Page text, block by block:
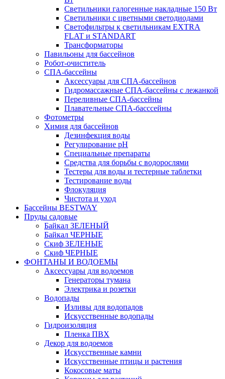
Светильники галогенные накладные 150 Вт
Светильники с цветными светодиодами
Светофильтры к светильникам EXTRA
FLAT и STANDART
Трансформаторы
Павильоны для бассейнов
Робот-очиститель
СПА-бассейны
Аксессуары для СПА-бассейнов
Гидромассажные СПА-бассейны с лежанкой
Переливные СПА-бассейны
Плавательные СПА-басссейны
Фотометры
Химия для бассейнов
Дезинфекция воды
Регулирование pH
Специальные препараты
Средства для борьбы с водорослями
Тестеры для воды и тестерные таблетки
Тестирование воды
Флокуляция
Чистота и уход
Бассейны BESTWAY
Пруды садовые
Байкал ЗЕЛЕНЫЙ
Байкал ЧЕРНЫЕ
Скиф ЗЕЛЕНЫЕ
Скиф ЧЕРНЫЕ
ФОНТАНЫ И ВОДОЕМЫ
Аксессуары для водоемов
Генераторы тумана
Электрика и розетки
Водопады
Изливы для водопадов
Искусственные водопады
Гидроизоляция
Пленка ПВХ
Декор для водоемов
Искусственные камни
Искусственные птицы и растения
Кокосовые маты